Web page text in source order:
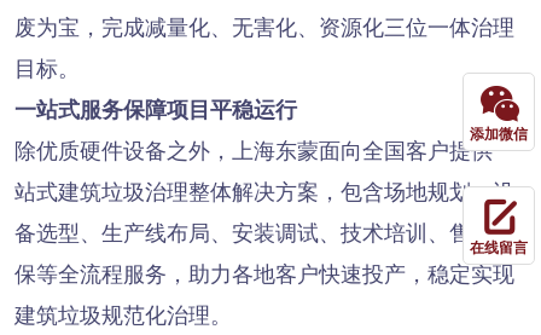
废为宝，完成减量化、无害化、资源化三位一体治理
目标。
一站式服务保障项目平稳运行
除优质硬件设备之外，上海东蒙面向全国客户提供一
站式建筑垃圾治理整体解决方案，包含场地规划、设
备选型、生产线布局、安装调试、技术培训、售后维
保等全流程服务，助力各地客户快速投产，稳定实现
建筑垃圾规范化治理。
添加微信
在线留言